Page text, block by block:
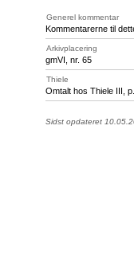
Generel kommentar
Kommentarerne til
Arkivplacering
gmVI, nr. 65
Thiele
Omtalt hos Thiele III,
Sidst opdateret